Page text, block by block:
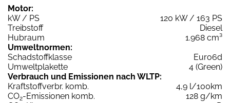
Motor:
kW / PS
120 kW / 163 PS
Treibstoff
Diesel
Hubraum
1.968 cm³
Umweltnormen:
Schadstoffklasse
Euro6d
Umweltplakette
4 (Green)
Verbrauch und Emissionen nach WLTP:
Kraftstoffverbr. komb.
4,9 l/100km
CO2-Emissionen komb.
128 g/km